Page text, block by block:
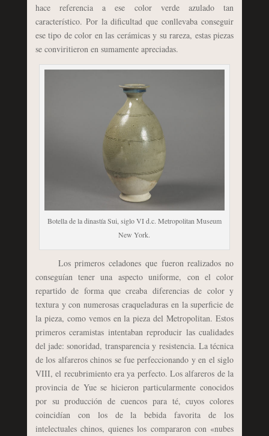
hace referencia a ese color verde azulado tan
característico. Por la dificultad que conllevaba conseguir
ese tipo de color en las cerámicas y su rareza, estas piezas
se conviritieron en sumamente apreciadas.
Botella de la dinastía Sui, siglo VI d.c. Metropolitan Museum
New York.
Los primeros celadones que fueron realizados no
conseguían tener una aspecto uniforme, con el color
repartido de forma que creaba diferencias de color y
textura y con numerosas craqueladuras en la superficie de
la pieza, como vemos en la pieza del Metropolitan. Estos
primeros ceramistas intentaban reproducir las cualidades
del jade: sonoridad, transparencia y resistencia. La técnica
de los alfareros chinos se fue perfeccionando y en el siglo
VIII, el recubrimiento era ya perfecto. Los alfareros de la
provincia de Yue se hicieron particularmente conocidos
por su producción de cuencos para té, cuyos colores
coincidían con los de la bebida favorita de los
intelectuales chinos, quienes los compararon con «nubes